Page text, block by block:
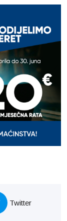
Twitter